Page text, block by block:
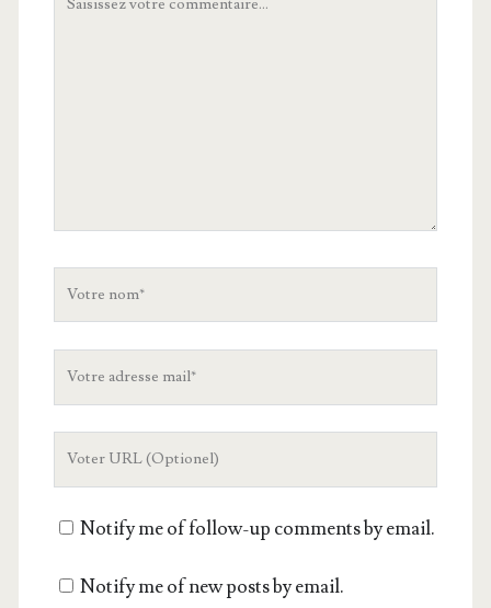
siteNotify me of follow-up comments by email.
Notify me of new posts by email.